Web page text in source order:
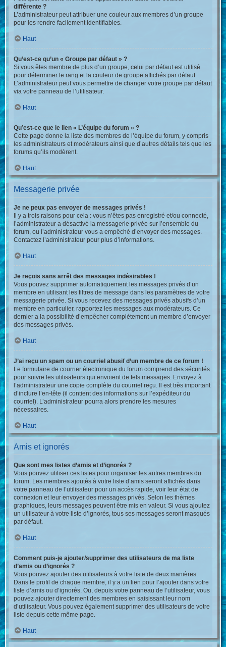
différente ?
L’administrateur peut attribuer une couleur aux membres d’un groupe
pour les rendre facilement identifiables.
Haut
Qu’est-ce qu’un « Groupe par défaut » ?
Si vous êtes membre de plus d’un groupe, celui par défaut est utilisé
pour déterminer le rang et la couleur de groupe affichés par défaut.
L’administrateur peut vous permettre de changer votre groupe par défaut
via votre panneau de l’utilisateur.
Haut
Qu’est-ce que le lien « L’équipe du forum » ?
Cette page donne la liste des membres de l’équipe du forum, y compris
les administrateurs et modérateurs ainsi que d’autres détails tels que les
forums qu’ils modèrent.
Haut
Messagerie privée
Je ne peux pas envoyer de messages privés !
Il y a trois raisons pour cela : vous n’êtes pas enregistré et/ou connecté,
l’administrateur a désactivé la messagerie privée sur l’ensemble du
forum, ou l’administrateur vous a empêché d’envoyer des messages.
Contactez l’administrateur pour plus d’informations.
Haut
Je reçois sans arrêt des messages indésirables !
Vous pouvez supprimer automatiquement les messages privés d’un
membre en utilisant les filtres de message dans les paramètres de votre
messagerie privée. Si vous recevez des messages privés abusifs d’un
membre en particulier, rapportez les messages aux modérateurs. Ce
dernier a la possibilité d’empêcher complètement un membre d’envoyer
des messages privés.
Haut
J’ai reçu un spam ou un courriel abusif d’un membre de ce forum !
Le formulaire de courrier électronique du forum comprend des sécurités
pour suivre les utilisateurs qui envoient de tels messages. Envoyez à
l’administrateur une copie complète du courriel reçu. Il est très important
d’inclure l’en-tête (il contient des informations sur l’expéditeur du
courriel). L’administrateur pourra alors prendre les mesures
nécessaires.
Haut
Amis et ignorés
Que sont mes listes d’amis et d’ignorés ?
Vous pouvez utiliser ces listes pour organiser les autres membres du
forum. Les membres ajoutés à votre liste d’amis seront affichés dans
votre panneau de l’utilisateur pour un accès rapide, voir leur état de
connexion et leur envoyer des messages privés. Selon les thèmes
graphiques, leurs messages peuvent être mis en valeur. Si vous ajoutez
un utilisateur à votre liste d’ignorés, tous ses messages seront masqués
par défaut.
Haut
Comment puis-je ajouter/supprimer des utilisateurs de ma liste
d’amis ou d’ignorés ?
Vous pouvez ajouter des utilisateurs à votre liste de deux manières.
Dans le profil de chaque membre, il y a un lien pour l’ajouter dans votre
liste d’amis ou d’ignorés. Ou, depuis votre panneau de l’utilisateur, vous
pouvez ajouter directement des membres en saisissant leur nom
d’utilisateur. Vous pouvez également supprimer des utilisateurs de votre
liste depuis cette même page.
Haut